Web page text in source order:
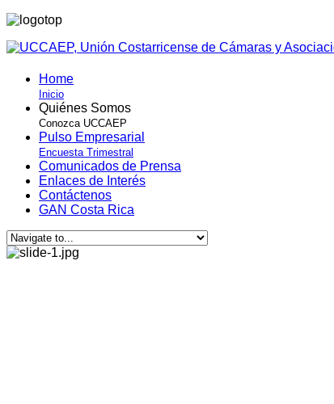
Home
Inicio
Quiénes Somos
Conozca UCCAEP
Pulso Empresarial
Encuesta Trimestral
Comunicados de Prensa
Enlaces de Interés
Contáctenos
GAN Costa Rica